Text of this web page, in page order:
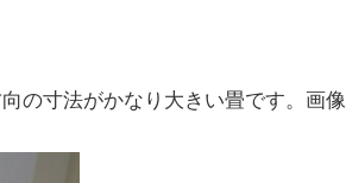
の寸法がかなり大きい畳です。画像